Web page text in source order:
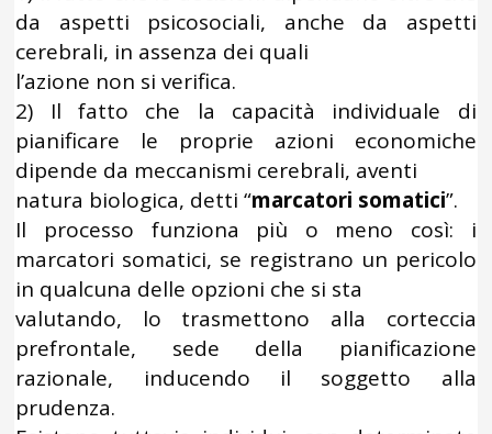
da aspetti psicosociali, anche da aspetti
cerebrali, in assenza dei quali
l’azione non si verifica.
2) Il fatto che la capacità individuale di
pianificare le proprie azioni economiche
dipende da meccanismi cerebrali, aventi
natura biologica, detti “marcatori somatici”.
Il processo funziona più o meno così: i
marcatori somatici, se registrano un pericolo
in qualcuna delle opzioni che si sta
valutando, lo trasmettono alla corteccia
prefrontale, sede della pianificazione
razionale, inducendo il soggetto alla
prudenza.